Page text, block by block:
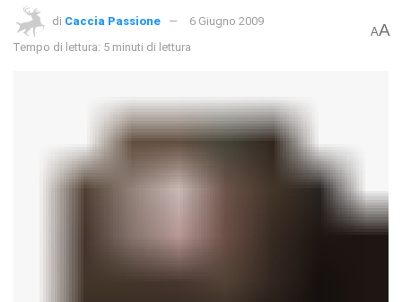
di Caccia Passione
6 Giugno 2009
Tempo di lettura: 5 minuti di lettura
AA